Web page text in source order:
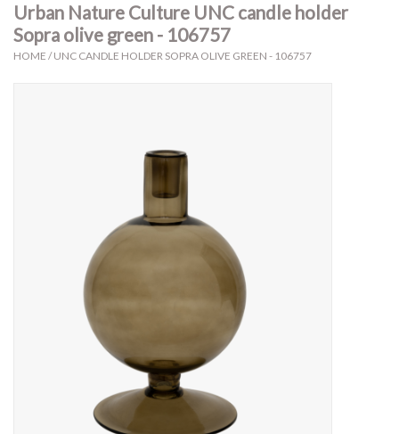
Cadeaus
Urban Nature Culture UNC candle holder
Sopra olive green - 106757
HOME /UNC CANDLE HOLDER SOPRA OLIVE GREEN - 106757